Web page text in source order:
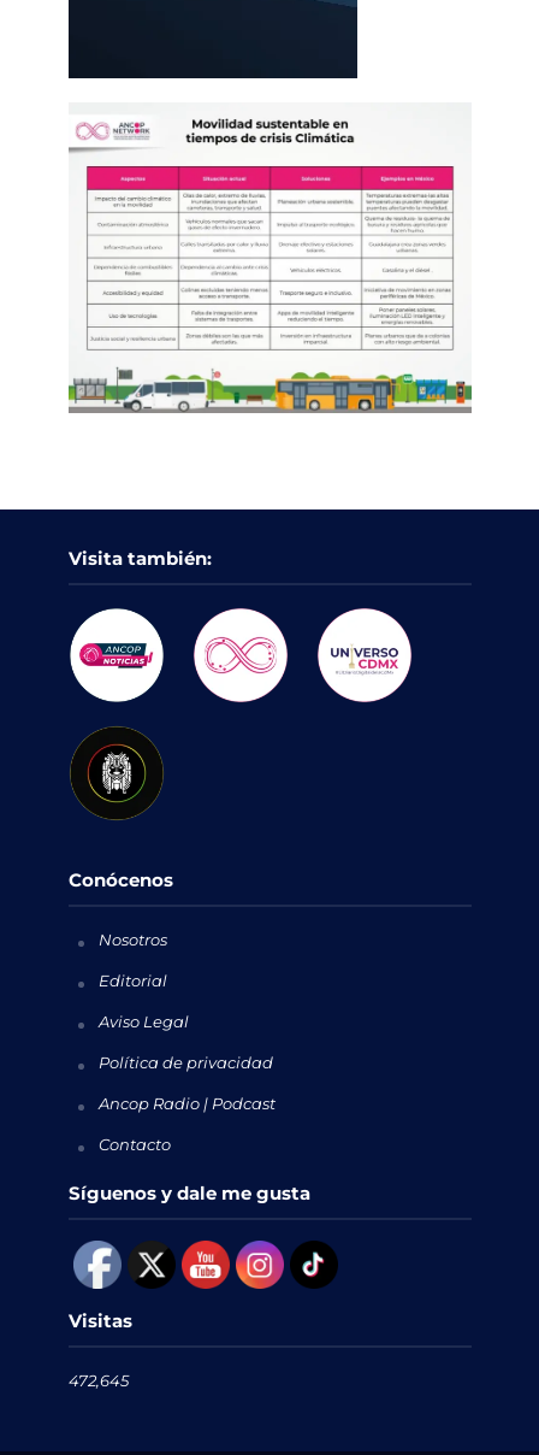
Visita también:
Conócenos
Nosotros
Editorial
Aviso Legal
Política de privacidad
Ancop Radio | Podcast
Contacto
Síguenos y dale me gusta
Visitas
472,645